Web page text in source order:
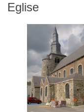
Eglise